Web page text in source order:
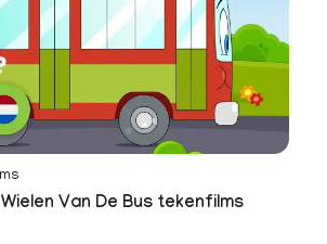
Van De Bus tekenfilms